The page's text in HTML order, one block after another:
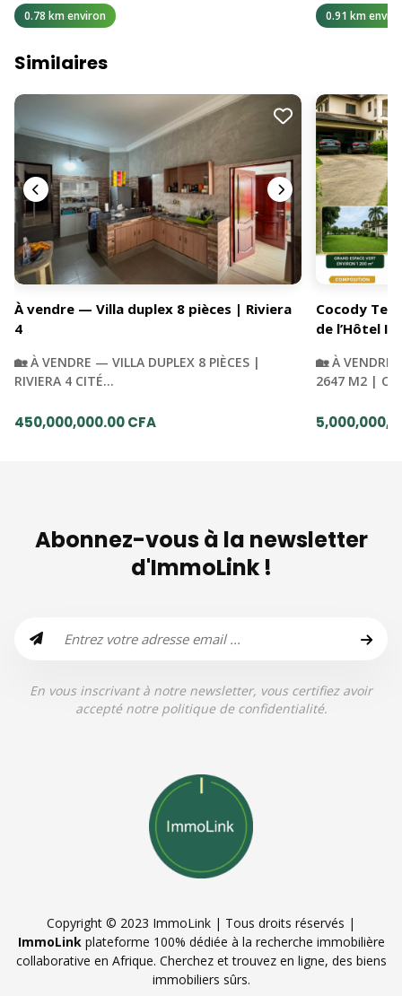
0.78 km environ 0.91 km
Similaires
À vendre — Villa duplex 8 pièces | Riviera
4
🏡 À VENDRE — VILLA DUPLEX 8 PIÈCES |
RIVIERA 4 CITÉ…
450,000,000.00 CFA
Cocody
de l’Hôtel
🏡 À VENDRE
2647 M2 |
Abonnez-vous à la newsletter
d'ImmoLink !
En vous inscrivant à notre newsletter, vous certifiez avoir
accepté notre politique de confidentialité.
Copyright © 2023 ImmoLink | Tous droits réservés |
ImmoLinkplateforme 100% dédiée à la recherche immobilière
collaborative en Afrique. Cherchez et trouvez en ligne, des biens
immobiliers sûrs.